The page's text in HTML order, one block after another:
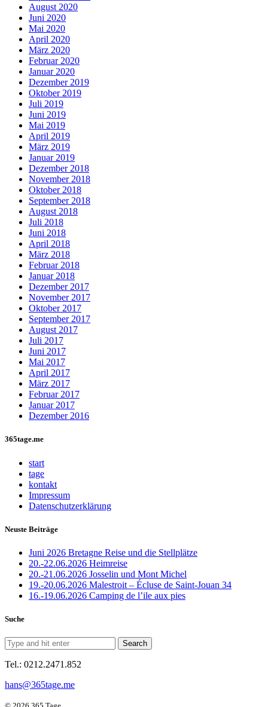
August 2020
Juni 2020
Mai 2020
April 2020
März 2020
Februar 2020
Januar 2020
Dezember 2019
Oktober 2019
Juli 2019
Juni 2019
Mai 2019
April 2019
März 2019
Januar 2019
Dezember 2018
November 2018
Oktober 2018
September 2018
August 2018
Juli 2018
Juni 2018
April 2018
März 2018
Februar 2018
Januar 2018
Dezember 2017
November 2017
Oktober 2017
September 2017
August 2017
Juli 2017
Juni 2017
Mai 2017
April 2017
März 2017
Februar 2017
Januar 2017
Dezember 2016
365tage.me
start
tage
kontakt
Impressum
Datenschutzerklärung
Neuste Beiträge
Juni 2026 Bretagne Reise und die Stellplätze
20.-22.06.2026 Heimreise
20.-21.06.2026 Josselin und Mont Michel
19.-20.06.2026 Malestroit – Écluse de Saint-Jouan 34
16.-19.06.2026 Camping de l’ile aux pies
Suche
Tel.: 0212.2471.852
hans@365tage.me